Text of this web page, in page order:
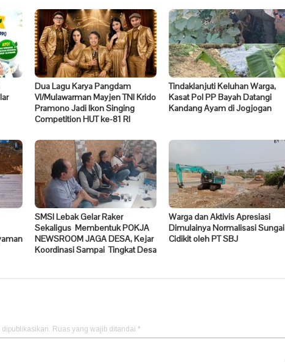
Dua Lagu Karya Pangdam
VI/Mulawarman Mayjen TNI Krido
Pramono Jadi Ikon Singing
Competition HUT ke-81 RI
Tindaklanjuti Keluhan Warga,
Kasat Pol PP Bayah Datangi
Kandang Ayam di Jogjogan
SMSI Lebak Gelar Raker
Sekaligus Membentuk POKJA
NEWSROOM JAGA DESA, Kejar
Koordinasi Sampai Tingkat Desa
Warga dan Aktivis Apresiasi
Dimulainya Normalisasi Sungai
Cidikit oleh PT SBJ
Ruas yang wajib ditandai *